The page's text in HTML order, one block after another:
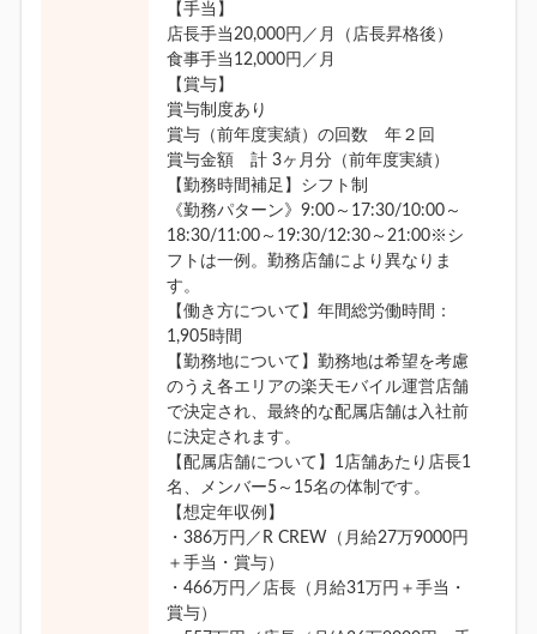
【手当】
店長手当20,000円／月（店長昇格後）
食事手当12,000円／月
【賞与】
賞与制度あり
賞与（前年度実績）の回数 年２回
賞与金額 計 3ヶ月分（前年度実績）
【勤務時間補足】シフト制
《勤務パターン》9:00～17:30/10:00～
18:30/11:00～19:30/12:30～21:00※シ
フトは一例。勤務店舗により異なりま
す。
【働き方について】年間総労働時間：
1,905時間
【勤務地について】勤務地は希望を考慮
のうえ各エリアの楽天モバイル運営店舗
で決定され、最終的な配属店舗は入社前
に決定されます。
【配属店舗について】1店舗あたり店長1
名、メンバー5～15名の体制です。
【想定年収例】
・386万円／R CREW（月給27万9000円
＋手当・賞与）
・466万円／店長（月給31万円＋手当・
賞与）